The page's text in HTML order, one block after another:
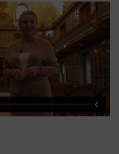
adipiscing elit.